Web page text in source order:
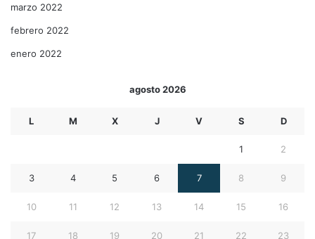
marzo 2022
febrero 2022
enero 2022
agosto 2026
L M X J V S D
1 2
3 4 5 6 7 8 9
10 11 12 13 14 15 16
17 18 19 20 21 22 23